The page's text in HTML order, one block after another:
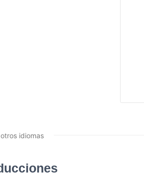
otros idiomas